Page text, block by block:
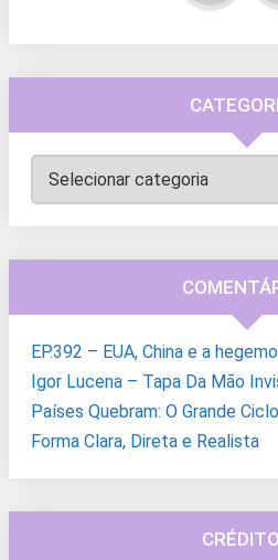
Categorias
EP.392 – EUA, China e a
Igor Lucena – Tapa Da Mão
Países Quebram: O Grande
Forma Clara, Direta e Realista